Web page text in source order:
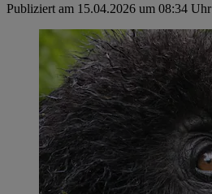
Publiziert am 15.04.2026 um 08:34 Uhr